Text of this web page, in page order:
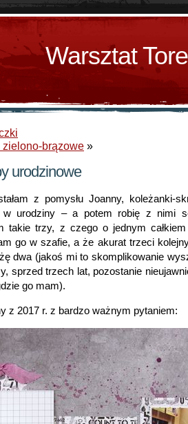
Warsztat
zielono-brązowe »
urodzinowe
z pomysłu Joanny, koleżanki-
w urodziny – a potem robię z nimi
takie trzy, z czego o jednym
go w szafie, a że akurat trzeci
dwa (jakoś mi to skomplikowanie
sprzed trzech lat, pozostanie
go mam).
z 2017 r. z bardzo ważnym pytaniem: